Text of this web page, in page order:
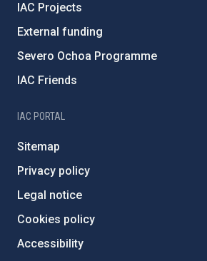
IAC Projects
External funding
Severo Ochoa Programme
IAC Friends
IAC PORTAL
Sitemap
Privacy policy
Legal notice
Cookies policy
Accessibility